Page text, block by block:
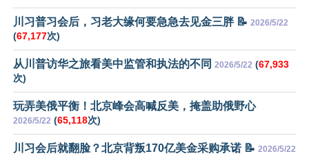
川习普习会后，习老大缘何要急急去见金三胖 📝 2026/5/22
(67,177次)
从川普访华之旅看美中监管和执法的不同 2026/5/22 (67,933
次)
玩弄美俄平衡！北京峰会高喊反美，掩盖助俄野心
2026/5/22 (65,118次)
川习会后就翻脸？北京背叛170亿美金采购承诺 📝 2026/5/22